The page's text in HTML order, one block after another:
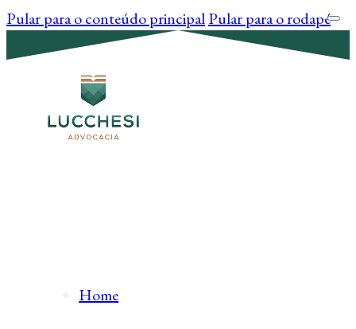
Pular para o conteúdo principalPular para o rodapé
Home